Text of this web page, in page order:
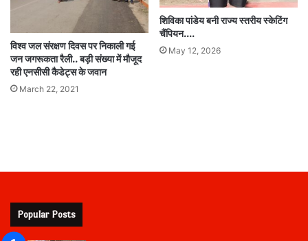
विश्व जल संरक्षण दिवस पर निकाली गई
जन जगरूकता रैली.. बड़ी संख्या में मौजूद
रही एनसीसी कैडेट्स के जवान
March 22, 2021
शिविका पांडेय बनी राज्य स्तरीय स्केटिंग
चैंपियन….
May 12, 2026
Popular Posts